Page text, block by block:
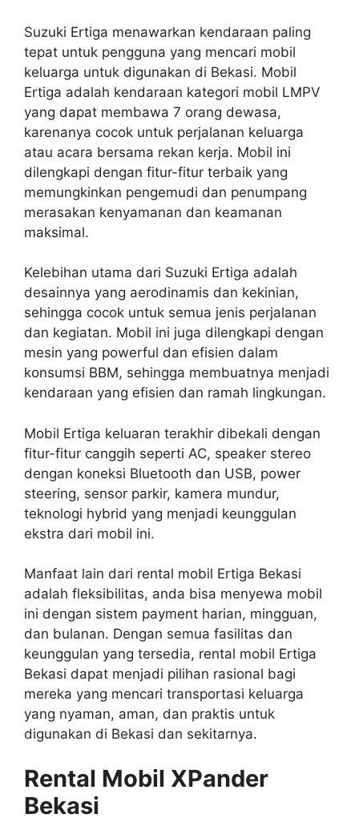
Suzuki Ertiga menawarkan kendaraan paling
tepat untuk pengguna yang mencari mobil
keluarga untuk digunakan di Bekasi. Mobil
Ertiga adalah kendaraan kategori mobil LMPV
yang dapat membawa 7 orang dewasa,
karenanya cocok untuk perjalanan keluarga
atau acara bersama rekan kerja. Mobil ini
dilengkapi dengan fitur-fitur terbaik yang
memungkinkan pengemudi dan penumpang
merasakan kenyamanan dan keamanan
maksimal.
Kelebihan utama dari Suzuki Ertiga adalah
desainnya yang aerodinamis dan kekinian,
sehingga cocok untuk semua jenis perjalanan
dan kegiatan. Mobil ini juga dilengkapi dengan
mesin yang powerful dan efisien dalam
konsumsi BBM, sehingga membuatnya menjadi
kendaraan yang efisien dan ramah lingkungan.
Mobil Ertiga keluaran terakhir dibekali dengan
fitur-fitur canggih seperti AC, speaker stereo
dengan koneksi Bluetooth dan USB, power
steering, sensor parkir, kamera mundur,
teknologi hybrid yang menjadi keunggulan
ekstra dari mobil ini.
Manfaat lain dari rental mobil Ertiga Bekasi
adalah fleksibilitas, anda bisa menyewa mobil
ini dengan sistem payment harian, mingguan,
dan bulanan. Dengan semua fasilitas dan
keunggulan yang tersedia, rental mobil Ertiga
Bekasi dapat menjadi pilihan rasional bagi
mereka yang mencari transportasi keluarga
yang nyaman, aman, dan praktis untuk
digunakan di Bekasi dan sekitarnya.
Rental Mobil XPander
Bekasi